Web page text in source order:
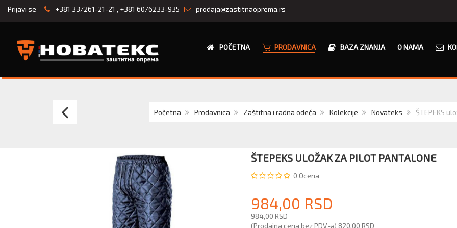
Prijavi se +381 33/261-21-21 , +381 60/6233-935 prodaja@zastitnaoprema.rs
POČETNA PRODAVNICA BAZA ZNANJA O NAMA
Početna Prodavnica Zaštitna i radna odeća Kolekcije Novateks ŠTEPEKS
Mantil
ŠTEPEKS ULOŽAK ZA PILOT PANTALONE
0 Ocena
984,00 RSD
984,00 RSD
(Prodajna cena bez PDV-a) 820,00 RSD